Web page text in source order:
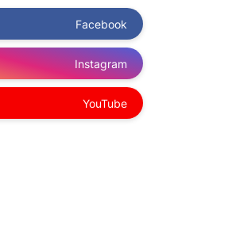
Facebook
Instagram
YouTube